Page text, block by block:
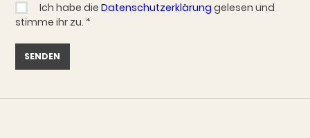
Ich habe dieDatenschutzerklärung gelesen und
stimme ihr zu. *